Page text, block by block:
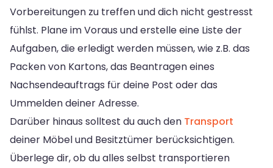
Vorbereitungen zu treffen und dich nicht gestresst
fühlst. Plane im Voraus und erstelle eine Liste der
Aufgaben, die erledigt werden müssen, wie z.B. das
Packen von Kartons, das Beantragen eines
Nachsendeauftrags für deine Post oder das
Ummelden deiner Adresse.
Darüber hinaus solltest du auch den Transport
deiner Möbel und Besitztümer berücksichtigen.
Überlege dir, ob du alles selbst transportieren